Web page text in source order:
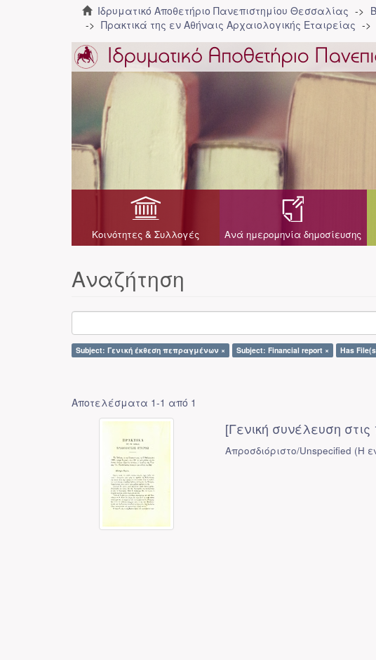
Ιδρυματικό Αποθετήριο Πανεπιστημίου Θεσσαλίας
Πρακτικά της εν Αθήναις Αρχαιολογικής Εταιρείας
Κοινότητες & Συλλογές Ανά ημερομηνία δημοσίευσης
Αναζήτηση
Subject: Γενική έκθεση πεπραγμένων × Subject: Financial report × Has
Αποτελέσματα 1-1 από 1
[Γενική συνέλευση
Απροσδιόριστο/Unspecified (Η